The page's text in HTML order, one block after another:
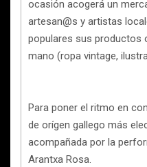
ocasión acogerá un
artesan@s y artistas
populares sus productos
mano (ropa vintage,
Para poner el ritmo en
de orígen gallego más
acompañada por la
Arantxa Rosa.